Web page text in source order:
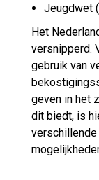
Jeugdwet
Het
versnipperd.
gebruik van
geven in het
dit biedt, is